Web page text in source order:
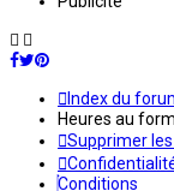
Index du
Heures au
Supprimer
Conditions